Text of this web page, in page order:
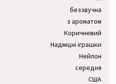
беззвучна
з ароматом
Коричневий
Надміцні іграшки
Нейлон
середня
США